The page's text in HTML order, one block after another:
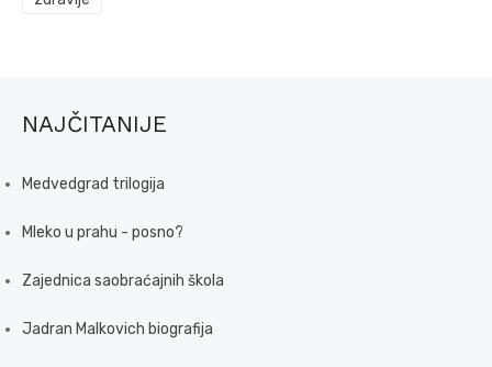
NAJČITANIJE
Medvedgrad trilogija
Mleko u prahu - posno?
Zajednica saobraćajnih škola
Jadran Malkovich biografija